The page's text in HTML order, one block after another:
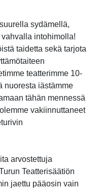
sydämellä,
intohimolla!
taidetta sekä tarjota
teatterimme 10-
nuoresta iästämme
tähän mennessä
vakiinnuttaneet
arvostettuja
Teatterisäätiön
jaettu pääosin vain